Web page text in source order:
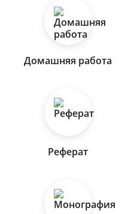
Домашняя работа
Реферат